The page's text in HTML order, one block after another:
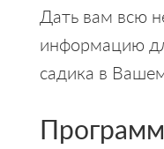
Дать вам всю
информацию
садика в